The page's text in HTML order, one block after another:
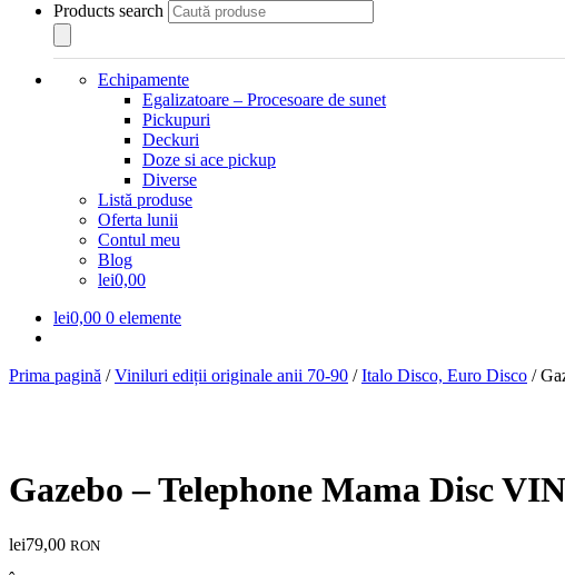
Products search
Echipamente
Egalizatoare – Procesoare de sunet
Pickupuri
Deckuri
Doze si ace pickup
Diverse
Listă produse
Oferta lunii
Contul meu
Blog
lei0,00
lei0,00 0 elemente
Prima pagină /Viniluri ediții originale anii 70-90 /Italo Disco, Euro Disco /
Gazebo – Telephone Mama Disc
lei79,00 RON